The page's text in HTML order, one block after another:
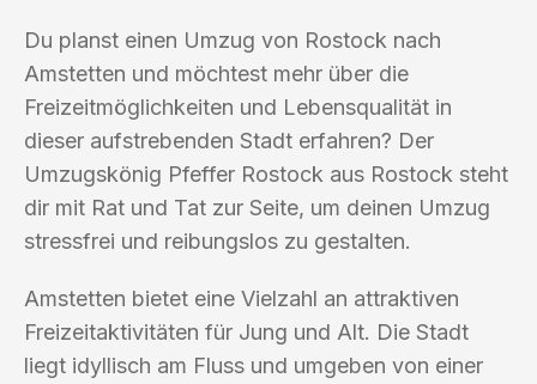
Du planst einen Umzug von Rostock nach
Amstetten und möchtest mehr über die
Freizeitmöglichkeiten und Lebensqualität in
dieser aufstrebenden Stadt erfahren? Der
Umzugskönig Pfeffer Rostock aus Rostock steht
dir mit Rat und Tat zur Seite, um deinen Umzug
stressfrei und reibungslos zu gestalten.
Amstetten bietet eine Vielzahl an attraktiven
Freizeitaktivitäten für Jung und Alt. Die Stadt
liegt idyllisch am Fluss und umgeben von einer